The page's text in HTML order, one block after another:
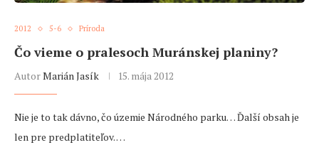
2012 5-6 Príroda
Čo vieme o pralesoch Muránskej planiny?
AutorMarián Jasík 15. mája 2012
Nie je to tak dávno, čo územie Národného parku… Ďalší obsah je
len pre predplatiteľov. …